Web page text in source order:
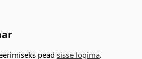
pead sisse logima.